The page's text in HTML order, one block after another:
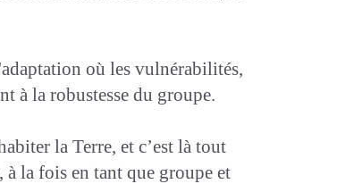
où les vulnérabilités,
à la robustesse du groupe.
la Terre, et c’est là tout
la fois en tant que groupe et